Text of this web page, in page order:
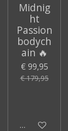
Midnig
ht
Passion
bodych
ain 🔥
€ 99,95
€ 179,95
Houd mij op